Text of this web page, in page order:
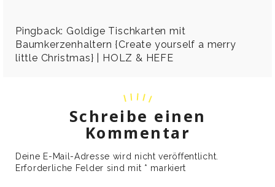
Pingback: Goldige Tischkarten mit
Baumkerzenhaltern {Create yourself a merry
little Christmas} | HOLZ & HEFE
Schreibe einen
Kommentar
Deine E-Mail-Adresse wird nicht veröffentlicht.
Erforderliche Felder sind mit * markiert